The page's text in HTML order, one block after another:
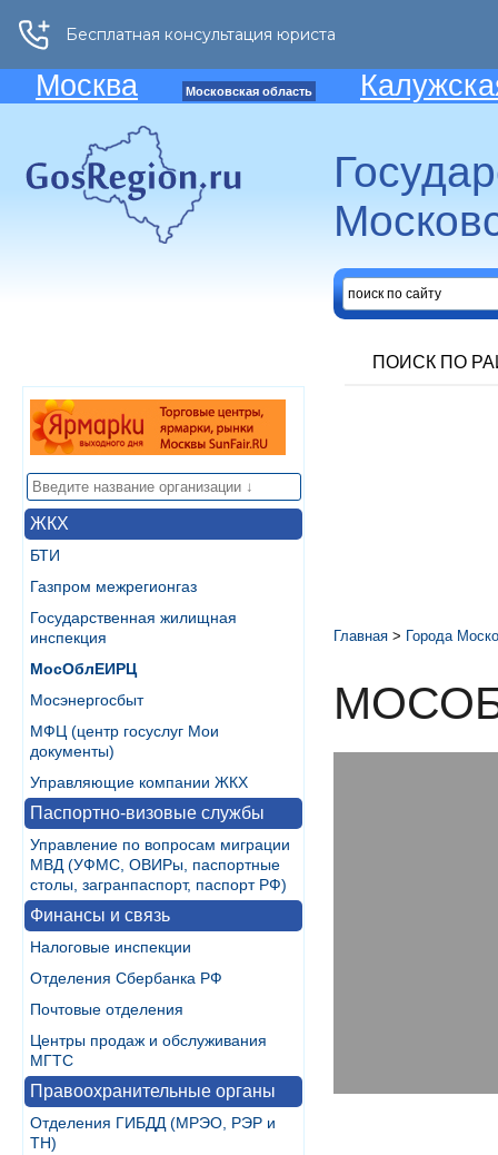
Москва Московская область
ПОИСК ПО
ЖКХ
БТИ
Газпром межрегионгаз
Государственная жилищная
инспекция
МосОблЕИРЦ
Мосэнергосбыт
МФЦ (центр госуслуг Мои
документы)
Управляющие компании ЖКХ
Паспортно-визовые службы
Управление по вопросам миграции
МВД (УФМС, ОВИРы, паспортные
столы, загранпаспорт, паспорт РФ)
Финансы и связь
Налоговые инспекции
Отделения Сбербанка РФ
Почтовые отделения
Центры продаж и обслуживания
МГТС
Правоохранительные органы
Отделения ГИБДД (МРЭО, РЭР и
ТН)
Главная > Города